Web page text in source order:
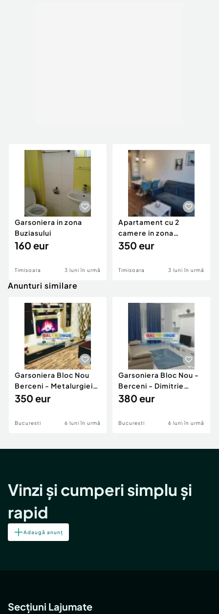
Garsoniera in zona
Buziasului
160 eur
Timisoara 3 luni în urmă
Apartament cu 2
camere in zona
Centrala
350 eur
Timisoara 3 luni în urmă
Anunturi similare
Garsoniera Bloc Nou
Berceni - Metalurgiei
Park - Postalionul
350 eur
Bucuresti 6 luni în urmă
Garsoniera Bloc Nou -
Berceni - Dimitrie
Leonida
380 eur
Bucuresti 6 luni în urmă
Vinzi și cumperi simplu și
rapid
Adaugă anunț
Secțiuni Lajumate